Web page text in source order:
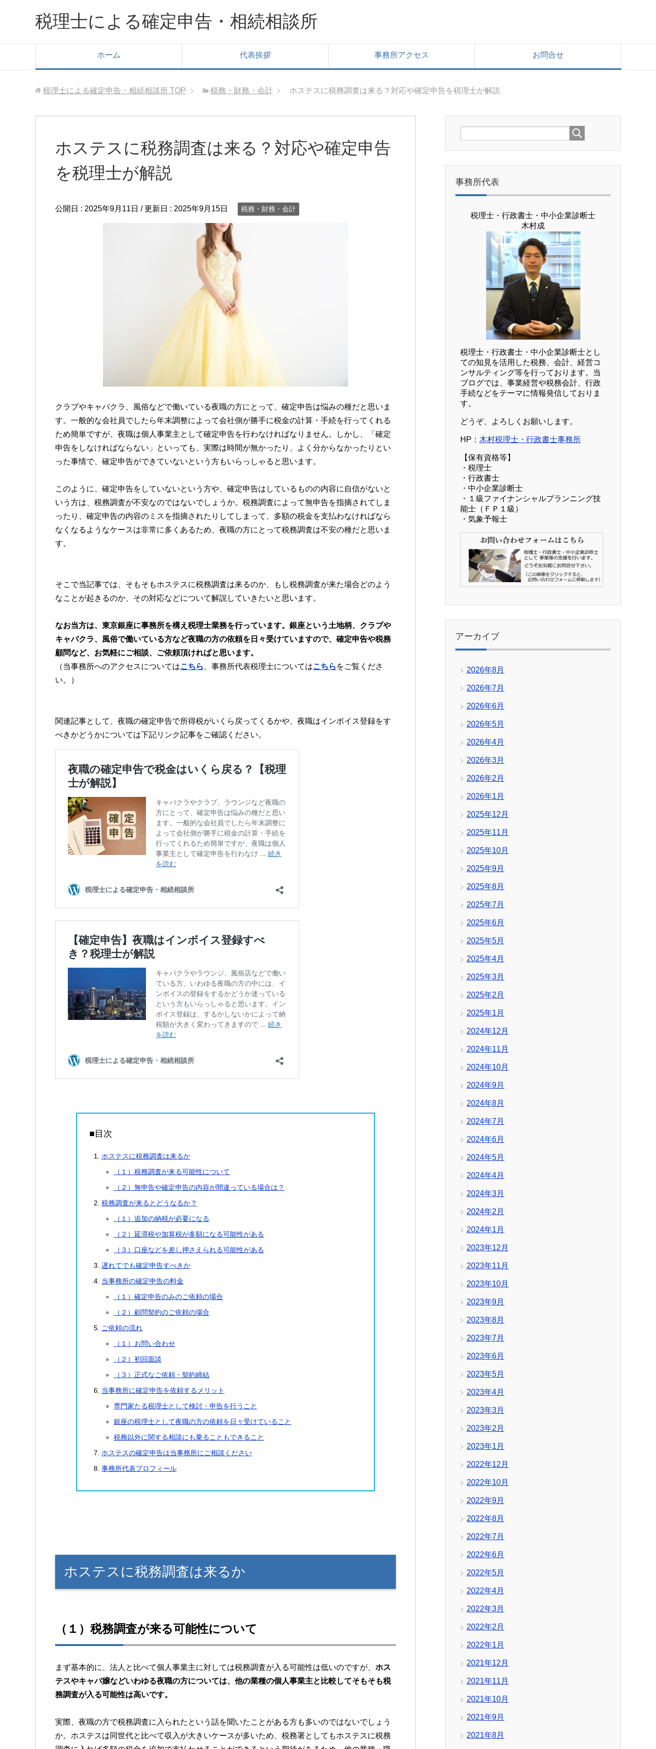
税理士による確定申告・相続相談所
ホーム 代表挨拶 事務所アクセス お問合せ
税理士による確定申告・相続相談所 TOP 税務・財務・会計 ホステスに税務調査は来る？対応や確定申告を税理士が解説
ホステスに税務調査は来る？対応や確定申告
を税理士が解説
公開日 : 2025年9月11日 / 更新日 : 2025年9月15日 税務・財務・会計
クラブやキャバクラ、風俗などで働いている夜職の方にとって、確定申告は悩みの種だと思いま
す。一般的な会社員でしたら年末調整によって会社側が勝手に税金の計算・手続を行ってくれる
ため簡単ですが、夜職は個人事業主として確定申告を行わなければなりません。しかし、「確定
申告をしなければならない」といっても、実際は時間が無かったり、よく分からなかったりとい
った事情で、確定申告ができていないという方もいらっしゃると思います。
このように、確定申告をしていないという方や、確定申告はしているものの内容に自信がないと
いう方は、税務調査が不安なのではないでしょうか。税務調査によって無申告を指摘されてしま
ったり、確定申告の内容のミスを指摘されたりしてしまって、多額の税金を支払わなければなら
なくなるようなケースは非常に多くあるため、夜職の方にとって税務調査は不安の種だと思いま
す。
そこで当記事では、そもそもホステスに税務調査は来るのか、もし税務調査が来た場合どのよう
なことが起きるのか、その対応などについて解説していきたいと思います。
なお当方は、東京銀座に事務所を構え税理士業務を行っています。銀座という土地柄、クラブや
キャバクラ、風俗で働いている方など夜職の方の依頼を日々受けていますので、確定申告や税務
顧問など、お気軽にご相談、ご依頼頂ければと思います。
（当事務所へのアクセスについてはこちら 、事務所代表税理士についてはこちら をご覧くださ
い。）
関連記事として、夜職の確定申告で所得税がいくら戻ってくるかや、夜職はインボイス登録をす
べきかどうかについては下記リンク記事をご確認ください。
■目次
ホステスに税務調査は来るか
（１）税務調査が来る可能性について
（２）無申告や確定申告の内容が間違っている場合は？
税務調査が来るとどうなるか？
（１）追加の納税が必要になる
（２）延滞税や加算税が多額になる可能性がある
（３）口座などを差し押さえられる可能性がある
遅れてでも確定申告すべきか
当事務所の確定申告の料金
（１）確定申告のみのご依頼の場合
（２）顧問契約のご依頼の場合
ご依頼の流れ
（１）お問い合わせ
（２）初回面談
（３）正式なご依頼・契約締結
当事務所に確定申告を依頼するメリット
専門家たる税理士として検討・申告を行うこと
銀座の税理士として夜職の方の依頼を日々受けていること
税務以外に関する相談にも乗ることもできること
ホステスの確定申告は当事務所にご相談ください
事務所代表プロフィール
ホステスに税務調査は来るか
（１）税務調査が来る可能性について
まず基本的に、法人と比べて個人事業主に対しては税務調査が入る可能性は低いのですが、 ホス
テスやキャバ嬢などいわゆる夜職の方については、他の業種の個人事業主と比較してそもそも税
務調査が入る可能性は高いです。
実際、夜職の方で税務調査に入られたという話を聞いたことがある方も多いのではないでしょう
か。ホステスは同世代と比べて収入が大きいケースが多いため、税務署としてもホステスに税務
事務所代表
税理士・行政書士・中小企業診断士
木村成
税理士・行政書士・中小企業診断士とし
ての知見を活用した税務、会計、経営コ
ンサルティング等を行っております。当
ブログでは、事業経営や税務会計、行政
手続などをテーマに情報発信しておりま
す。
どうぞ、よろしくお願いします。
HP： 木村税理士・行政書士事務所
【保有資格等】
・税理士
・行政書士
・中小企業診断士
・１級ファイナンシャルプランニング技
能士（ＦＰ１級）
・気象予報士
アーカイブ
2026年8月
2026年7月
2026年6月
2026年5月
2026年4月
2026年3月
2026年2月
2026年1月
2025年12月
2025年11月
2025年10月
2025年9月
2025年8月
2025年7月
2025年6月
2025年5月
2025年4月
2025年3月
2025年2月
2025年1月
2024年12月
2024年11月
2024年10月
2024年9月
2024年8月
2024年7月
2024年6月
2024年5月
2024年4月
2024年3月
2024年2月
2024年1月
2023年12月
2023年11月
2023年10月
2023年9月
2023年8月
2023年7月
2023年6月
2023年5月
2023年4月
2023年3月
2023年2月
2023年1月
2022年12月
2022年10月
2022年9月
2022年8月
2022年7月
2022年6月
2022年5月
2022年4月
2022年3月
2022年2月
2022年1月
2021年12月
2021年11月
2021年10月
2021年9月
2021年8月